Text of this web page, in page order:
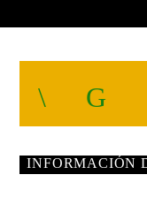
TÍTULO
INFORMACIÓN